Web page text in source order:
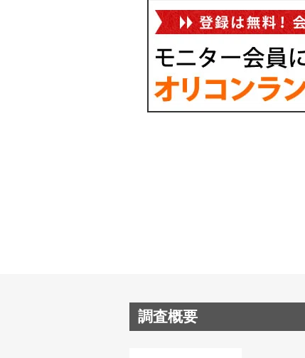
調査概要